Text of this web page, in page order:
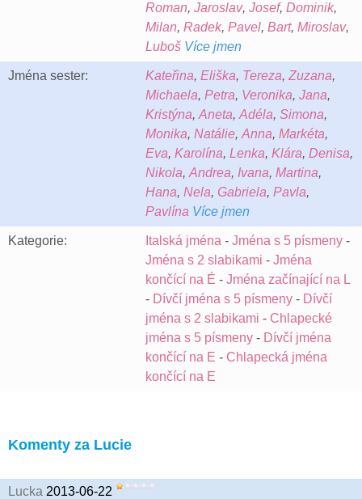
Roman, Jaroslav, Josef, Dominik,
Milan, Radek, Pavel, Bart, Miroslav,
Luboš Více jmen
Jména sester: Kateřina, Eliška, Tereza, Zuzana,
Michaela, Petra, Veronika, Jana,
Kristýna, Aneta, Adéla, Simona,
Monika, Natálie, Anna, Markéta,
Eva, Karolína, Lenka, Klára, Denisa,
Nikola, Andrea, Ivana, Martina,
Hana, Nela, Gabriela, Pavla,
Pavlína Více jmen
Kategorie: Italská jména - Jména s 5 písmeny -
Jména s 2 slabikami - Jména
končící na É - Jména začínající na L
- Dívčí jména s 5 písmeny - Dívčí
jména s 2 slabikami - Chlapecké
jména s 5 písmeny - Dívčí jména
končící na E - Chlapecká jména
končící na E
Komenty za Lucie
Lucka 2013-06-22